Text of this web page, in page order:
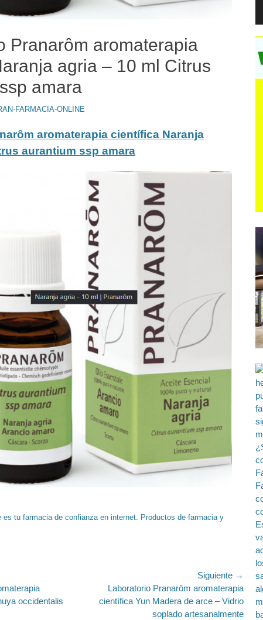
Pranarôm aromaterapia
agria – 10 ml Citrus
amara
FARMACIA-ONLINE
aromaterapia científica Naranja
aurantium ssp amara
es tu farmacia de confianza en internet. Productos de farmacia y
occidentalis
Siguiente →
siguiente:
Laboratorio Pranarôm aromaterapia
científica Yun Madera de arce – Vidrio
soplado artesanalmente